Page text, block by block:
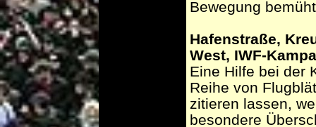
Bewegung
Hafenstraße,
West, IWF-
Eine Hilfe bei der
Reihe von
zitieren lassen,
besondere